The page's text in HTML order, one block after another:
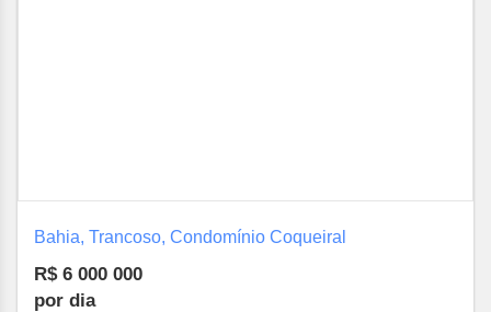
Bahia, Trancoso, Condomínio Coqueiral
R$ 6 000 000
por dia